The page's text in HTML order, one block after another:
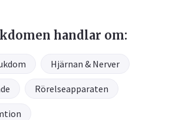
handlar om:
Hjärnan & Nerver
Rörelseapparaten